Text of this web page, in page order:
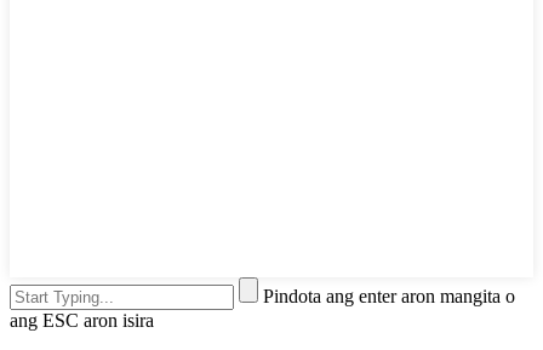
Pindota ang enter aron mangita o
ang ESC aron isira